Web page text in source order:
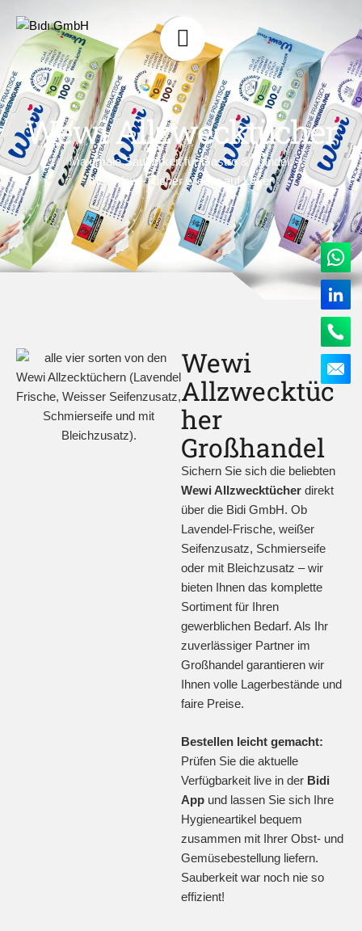
Wewi Allzwecktücher
Maximale Sauberkeit für Gastro & Handel:
Ihre Wewi-Tücher wieder auf Lager
Wewi
Allzwecktüc
her
Großhandel
Sichern Sie sich die beliebten
Wewi Allzwecktücher direkt
über die Bidi GmbH. Ob
Lavendel-Frische, weißer
Seifenzusatz, Schmierseife
oder mit Bleichzusatz – wir
bieten Ihnen das komplette
Sortiment für Ihren
gewerblichen Bedarf. Als Ihr
zuverlässiger Partner im
Großhandel garantieren wir
Ihnen volle Lagerbestände und
faire Preise.
Bestellen leicht gemacht:
Prüfen Sie die aktuelle
Verfügbarkeit live in der Bidi
App und lassen Sie sich Ihre
Hygieneartikel bequem
zusammen mit Ihrer Obst- und
Gemüsebestellung liefern.
Sauberkeit war noch nie so
effizient!